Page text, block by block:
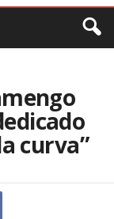
curva”